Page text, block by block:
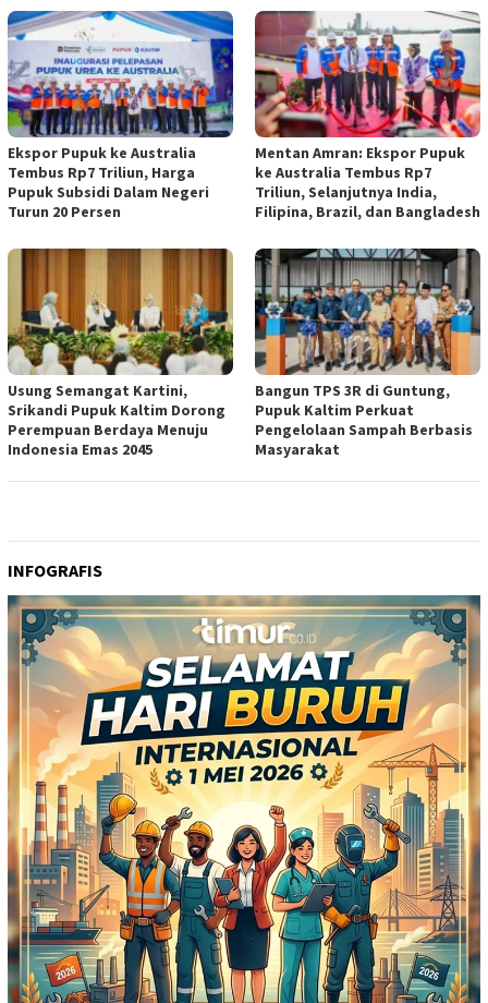
Ekspor Pupuk ke Australia
Tembus Rp7 Triliun, Harga
Pupuk Subsidi Dalam Negeri
Turun 20 Persen
Mentan Amran: Ekspor Pupuk
ke Australia Tembus Rp7
Triliun, Selanjutnya India,
Filipina, Brazil, dan Bangladesh
Usung Semangat Kartini,
Srikandi Pupuk Kaltim Dorong
Perempuan Berdaya Menuju
Indonesia Emas 2045
Bangun TPS 3R di Guntung,
Pupuk Kaltim Perkuat
Pengelolaan Sampah Berbasis
Masyarakat
INFOGRAFIS